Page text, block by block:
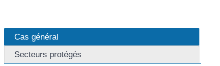
Cas général
Secteurs protégés